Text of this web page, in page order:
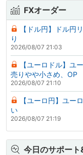
FXオーダー
【ドル円】ドル
り
2026/08/07 21:03
【ユーロドル】ユ
売りやや小さめ、OP
2026/08/07 21:10
【ユーロ円】ユ
い
2026/08/07 21:19
今日のサポー